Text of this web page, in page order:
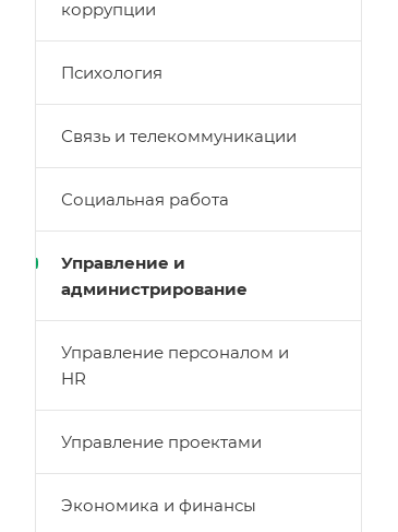
коррупции
Психология
Связь и телекоммуникации
Социальная работа
Управление и
администрирование
Управление персоналом и
HR
Управление проектами
Экономика и финансы